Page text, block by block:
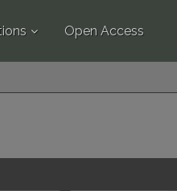
Open Access